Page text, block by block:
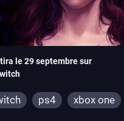
le 29 septembre sur
ps4 xbox one